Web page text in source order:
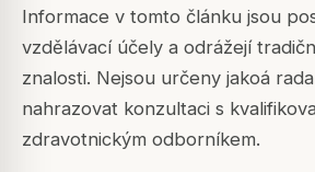
Informace v tomto článku jsou
vzdělávací účely a odrážejí
znalosti. Nejsou určeny jakoá
nahrazovat konzultaci s
zdravotnickým odborníkem.